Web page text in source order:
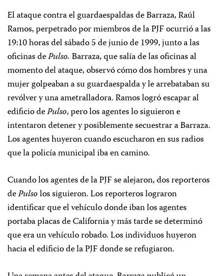
El ataque contra el guardaespaldas de Barraza, Raúl
Ramos, perpetrado por miembros de la PJF ocurrió a las
19:10 horas del sábado 5 de junio de 1999, junto a las
oficinas dePulso.Barraza, que salía de las oficinas al
momento del ataque, observó cómo dos hombres y una
mujer golpeaban a su guardaespalda y le arrebataban su
revólver y una ametralladora. Ramos logró escapar al
edificio dePulso, pero los agentes lo siguieron e
intentaron detener y posiblemente secuestrar a Barraza.
Los agentes huyeron cuando escucharon en sus radios
que la policía municipal iba en camino.
Cuando los agentes de la PJF se alejaron, dos reporteros
dePulsolos siguieron. Los reporteros lograron
identificar que el vehículo donde iban los agentes
portaba placas de California y más tarde se determinó
que era un vehículo robado. Los individuos huyeron
hacia el edificio de la PJF donde se refugiaron.